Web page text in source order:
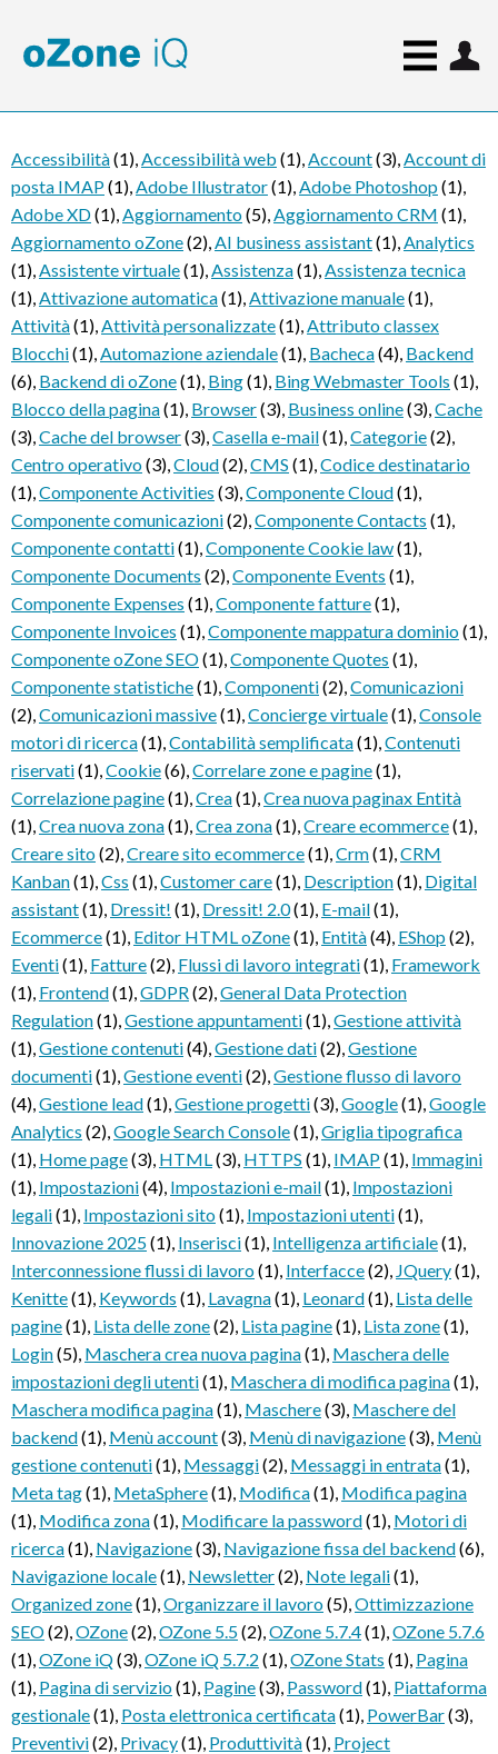
Accessibilità(1),Accessibilità web (1),Account(3),Account di
posta IMAP(1),Adobe Illustrator(1),Adobe Photoshop(1),
Adobe XD(1),Aggiornamento(5),Aggiornamento CRM (1),
Aggiornamento oZone(2),AI business assistant(1),Analytics
(1),Assistente virtuale(1),Assistenza(1),Assistenza tecnica
(1),Attivazione automatica(1),Attivazione manuale(1),
Attività(1),Attività personalizzate(1),Attributo classex
Blocchi(1),Automazione aziendale(1), Bacheca(4), Backend
(6), Backend di oZone(1), Bing(1), Bing Webmaster Tools (1),
Blocco della pagina(1), Browser(3), Business online(3),Cache
(3),Cache del browser(3),Casella e-mail(1),Categorie(2),
Centro operativo(3),Cloud(2),CMS (1),Codice destinatario
(1),Componente Activities (3),Componente Cloud(1),
Componente comunicazioni(2),Componente Contacts (1),
Componente contatti(1),Componente Cookie law(1),
Componente Documents (2),Componente Events (1),
Componente Expenses (1),Componente fatture(1),
Componente Invoices (1),Componente mappatura dominio(1),
Componente oZone SEO(1),Componente Quotes (1),
Componente statistiche(1),Componenti(2),Comunicazioni
(2),Comunicazioni massive(1),Concierge virtuale(1),Console
motori di ricerca(1),Contabilità semplificata(1),Contenuti
riservati(1),Cookie(6),Correlare zone e pagine(1),
Correlazione pagine(1),Crea(1),Crea nuova paginax Entità
(1),Crea nuova zona(1),Crea zona(1),Creare ecommerce(1),
Creare sito(2),Creare sito ecommerce(1),Crm(1),CRM
Kanban(1),Css (1),Customer care(1), Description(1), Digital
assistant(1), Dressit! (1), Dressit! 2.0(1), E-mail(1),
Ecommerce(1), Editor HTML oZone(1), Entità(4), EShop(2),
Eventi(1), Fatture(2), Flussi di lavoro integrati(1), Framework
(1), Frontend(1),GDPR(2),General Data Protection
Regulation(1),Gestione appuntamenti(1),Gestione attività
(1),Gestione contenuti(4),Gestione dati(2),Gestione
documenti(1),Gestione eventi(2),Gestione flusso di lavoro
(4),Gestione lead(1),Gestione progetti(3),Google(1),Google
Analytics (2),Google Search Console(1),Griglia tipografica
(1), Home page(3), HTML(3), HTTPS (1), IMAP(1), Immagini
(1), Impostazioni(4), Impostazioni e-mail(1), Impostazioni
legali(1), Impostazioni sito(1), Impostazioni utenti(1),
Innovazione 2025(1), Inserisci(1), Intelligenza artificiale(1),
Interconnessione flussi di lavoro(1), Interfacce(2), JQuery(1),
Kenitte(1), Keywords (1), Lavagna(1), Leonard(1), Lista delle
pagine(1), Lista delle zone(2), Lista pagine(1), Lista zone(1),
Login(5), Maschera crea nuova pagina(1), Maschera delle
impostazioni degli utenti(1), Maschera di modifica pagina(1),
Maschera modifica pagina(1), Maschere(3), Maschere del
backend(1), Menù account(3), Menù di navigazione(3), Menù
gestione contenuti(1), Messaggi(2), Messaggi in entrata(1),
Meta tag(1), MetaSphere(1), Modifica(1), Modifica pagina
(1), Modifica zona(1), Modificare la password(1), Motori di
ricerca(1), Navigazione(3), Navigazione fissa del backend(6),
Navigazione locale(1), Newsletter(2), Note legali(1),
Organized zone(1),Organizzare il lavoro(5),Ottimizzazione
SEO(2),OZone(2),OZone 5.5(2),OZone 5.7.4(1),OZone 5.7.6
(1),OZone iQ(3),OZone iQ 5.7.2 (1),OZone Stats (1), Pagina
(1), Pagina di servizio(1), Pagine(3), Password(1), Piattaforma
gestionale(1), Posta elettronica certificata(1), PowerBar(3),
Preventivi(2), Privacy(1), Produttività(1), Project